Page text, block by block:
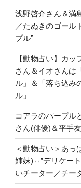
浅野啓介さん＆満
／たぬきのゴール
プル”
【動物占い】カ
さん＆イオさんは
ル」＆「落ち込み
ル」
コアラのパープル
さん(俳優)＆平手
＜動物占い＞あっ
姉妹)⇔”デリケー
いチーター／チー